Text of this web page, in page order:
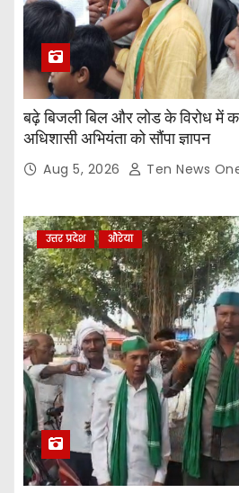
बढ़े बिजली बिल और लोड के विरोध में
अधिशासी अभियंता को सौंपा ज्ञापन
Aug 5, 2026 Ten News
उत्तर प्रदेश औरेया